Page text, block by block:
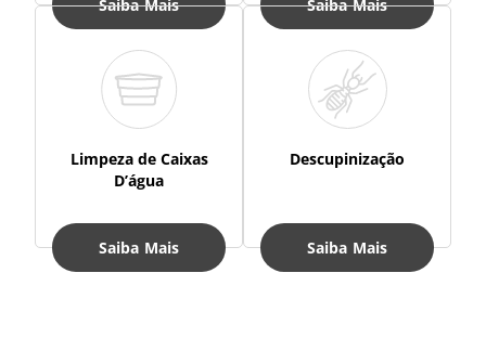
Saiba Mais Saiba Mais
Limpeza de Caixas
D’água
Saiba Mais
Descupinização
Saiba Mais